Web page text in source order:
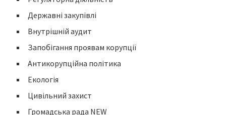
Державні закупівлі
Внутрішній аудит
Запобігання проявам корупції
Антикорупційна політика
Екологія
Цивільний захист
Громадська рада NEW